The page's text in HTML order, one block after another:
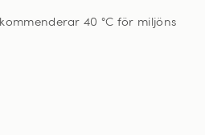
40 °C för miljöns